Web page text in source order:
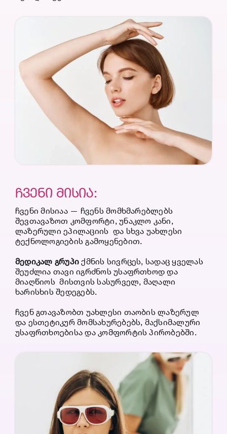
ᲩᲕᲔᲜᲘ ᲛᲘᲡᲘᲐ:
ჩვენი მისიაა — ჩვენს მომხმარებლებს
შევთავაზოთ კომფორტი, უნაკლო კანი,
ლაზერული ეპილაციის და სხვა უახლესი
ტექნოლოგიების გამოყენებით.
მედიკალ გრუპი ქმნის სივრცეს, სადაც ყველას
შეუძლია თავი იგრძნოს უსაფრთხოდ და
მიაღწიოს მისთვის სასურველ, მაღალი
ხარისხის შედეგებს.
ჩვენ გთავაზობთ უახლესი თაობის ლაზერულ
და ესთეტიკურ მომსახურებებს, მაქსიმალური
უსაფრთხოებისა და კომფორტის პირობებში.